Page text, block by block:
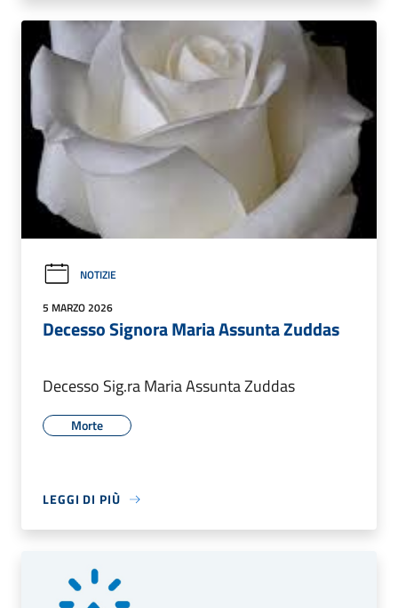
NOTIZIE
5 MARZO 2026
Decesso Signora Maria Assunta Zuddas
Decesso Sig.ra Maria Assunta Zuddas
Morte
LEGGI DI PIÙ